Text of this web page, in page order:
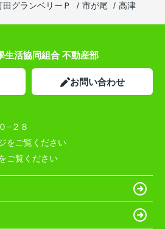
田グランベリーＰ 市が尾 高津
生活協同組合 不動産部
お問い合わせ
−２８
をご覧ください
ご覧ください